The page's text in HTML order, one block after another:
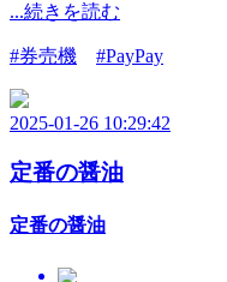
...続きを読む
#券売機 #PayPay
2025-01-26 10:29:42
定番の醤油
定番の醤油